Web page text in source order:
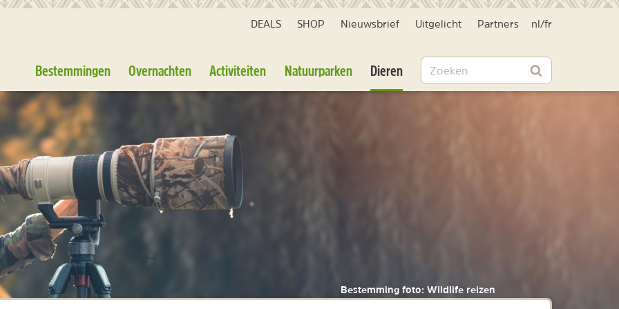
DEALS SHOP Nieuwsbrief Uitgelicht Partners nl /fr
Bestemmingen Overnachten Activiteiten Natuurparken Dieren Zoeken
Zoeken
Bestemming foto: Wildlife reizen